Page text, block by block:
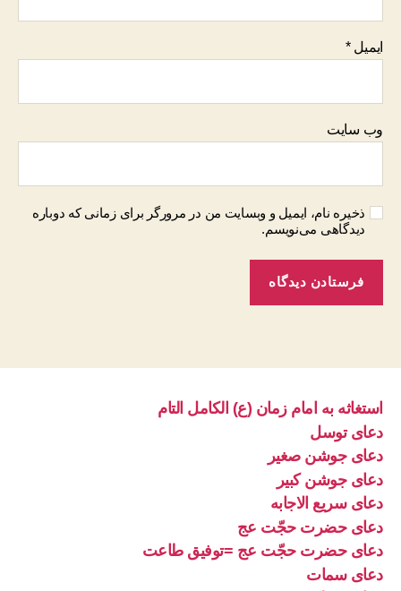
ایمیل*
وب‌ سایت
ذخیره نام، ایمیل و وبسایت من در مرورگر برای زمانی که دوباره
دیدگاهی می‌نویسم.
استغاثه به امام زمان (ع) الکامل التام
دعای توسل
دعای جوشن صغیر
دعای جوشن کبیر
دعای سریع الاجابه
دعای حضرت حجّت عج
دعای حضرت حجّت عج =توفیق طاعت
دعای سمات